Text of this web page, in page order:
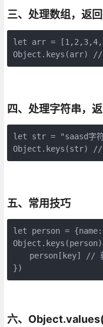
三、处理数组，返
let arr =
四、处理字符串，
let str = "saasd字
五、常用技巧
let person =
person[key] // 获取
})
六、